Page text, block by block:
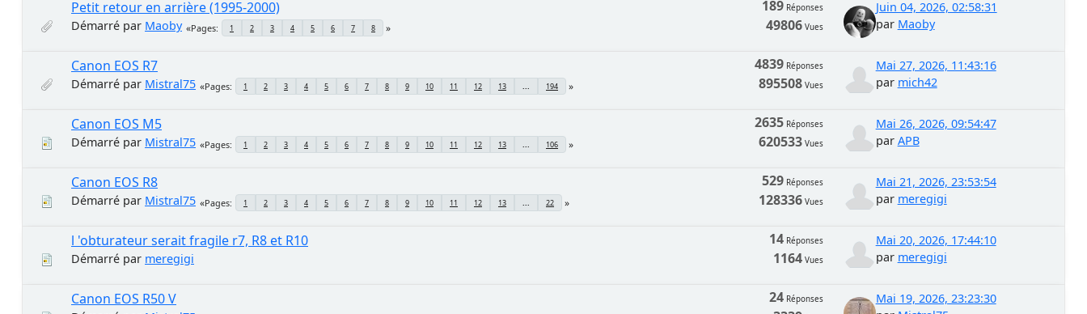
Petit retour en arrière (1995-2000)
Démarré par Maoby Pages 1 2 3 4 5 6 7 8
189Réponses
49806Vues
Juin 04, 2026, 02:58:31
par Maoby
Canon EOS R7
Démarré par Mistral75 Pages 1 2 3 4 5 6 7 8 9 10 11 12 13 ... 194
4839Réponses
895508Vues
Mai 27, 2026, 11:43:16
par mich42
Canon EOS M5
Démarré par Mistral75 Pages 1 2 3 4 5 6 7 8 9 10 11 12 13 ... 106
2635Réponses
620533Vues
Mai 26, 2026, 09:54:47
par APB
Canon EOS R8
Démarré par Mistral75 Pages 1 2 3 4 5 6 7 8 9 10 11 12 13 ... 22
529Réponses
128336Vues
Mai 21, 2026, 23:53:54
par meregigi
l 'obturateur serait fragile r7, R8 et R10
Démarré par meregigi
14Réponses
1164Vues
Mai 20, 2026, 17:44:10
par meregigi
Canon EOS R50 V 24Réponses
Mai 19, 2026, 23:23:30